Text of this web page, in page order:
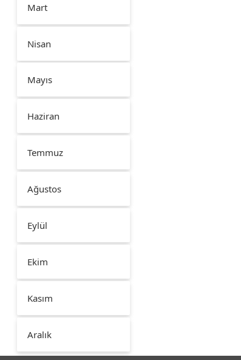
Mart
Nisan
Mayıs
Haziran
Temmuz
Ağustos
Eylül
Ekim
Kasım
Aralık